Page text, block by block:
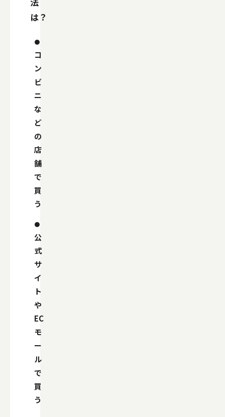
は？
コ
ン
ビ
ニ
な
ど
の
店
舗
で
買
う
公
式
サ
イ
ト
や
EC
モ
ー
ル
で
買
う